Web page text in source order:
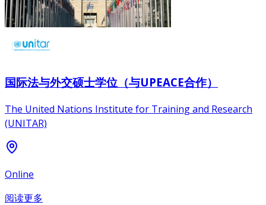
国际法与外交硕士学位（与UPEACE合作）
The United Nations Institute for Training and Research
(UNITAR)
Online
阅读更多